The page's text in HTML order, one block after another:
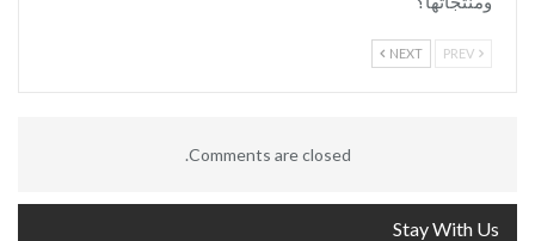
NEXT
Comments are closed.
Stay With Us